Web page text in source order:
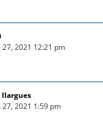
27, 2021 12:21 pm
llargues
27, 2021 1:59 pm